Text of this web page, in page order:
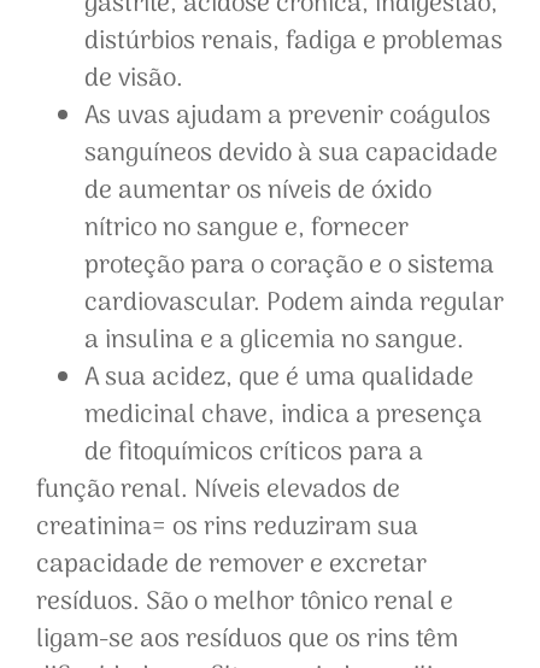
distúrbios renais, fadiga e problemas
de visão.
As uvas ajudam a prevenir coágulos
sanguíneos devido à sua capacidade
de aumentar os níveis de óxido
nítrico no sangue e, fornecer
proteção para o coração e o sistema
cardiovascular. Podem ainda regular
a insulina e a glicemia no sangue.
A sua acidez, que é uma qualidade
medicinal chave, indica a presença
de fitoquímicos críticos para a
função renal. Níveis elevados de
creatinina= os rins reduziram sua
capacidade de remover e excretar
resíduos. São o melhor tônico renal e
ligam-se aos resíduos que os rins têm